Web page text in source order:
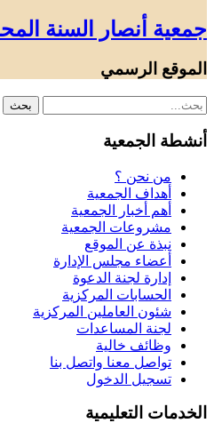
جمعية أنصار السنة
الموقع الرسمي
أنشطة الجمعية
من نحن ؟
أهداف الجمعية
أهم أخبار الجمعية
مشروعات الجمعية
نبذة عن الموقع
أعضاء مجلس الإدارة
إدارة لجنة الدعوة
الحسابات المركزية
شئون العاملين المركزية
لجنة المساعدات
وظائف خالية
تواصل معنا واتصل بنا
تسجيل الدخول
الخدمات التعليمية